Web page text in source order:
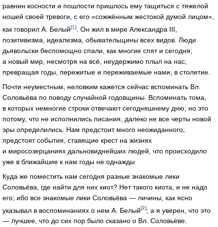
равнин косности и пошлости пришлось ему тащиться с тяжелой
ношей своей тревоги, с его «сожжённым жестокой думой лицом»,
как говорил А. Белый[1]
. Он жил в мире Александра III,
позитивизма, идеализма, обывательщины всех видов. Люди
дьявольски беспомощно спали, как многие спят и сегодня;
а новый мир, несмотря на всё, неудержимо плыл на нас,
превращая годы, пережитые и переживаемые нами, в столетие.
Почти неуместным, неловким кажется сейчас вспоминать Вл.
Соловьёва по поводу случайной годовщины. Вспоминать тома,
в которых немногие строки отвечают сегодняшнему дню; но это
потому, что не исполнились писания, далеко не все черты новой
эры определились. Нам предстоит много неожиданного;
предстоят события, ставящие крест на жизнях
и миросозерцаниях дальновиднейших людей, что происходило
уже в ближайшие к нам годы не однажды
Куда же поместить нам сегодня разные знакомые лики
Соловьёва, где найти для них киот? Нет такого киота, и не надо
его; ибо все знакомые лики Соловьёва — личины, как ясно
указывал в воспоминаниях о нем А. Белый[2]; а я уверен, что это
— лучшее, что до сих пор было сказано о Вл. Соловьёве.